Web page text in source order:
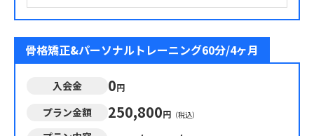
骨格矯正&パーソナルトレーニング60分/4ヶ月
入会金 0円
プラン金額 250,800円 （税込）